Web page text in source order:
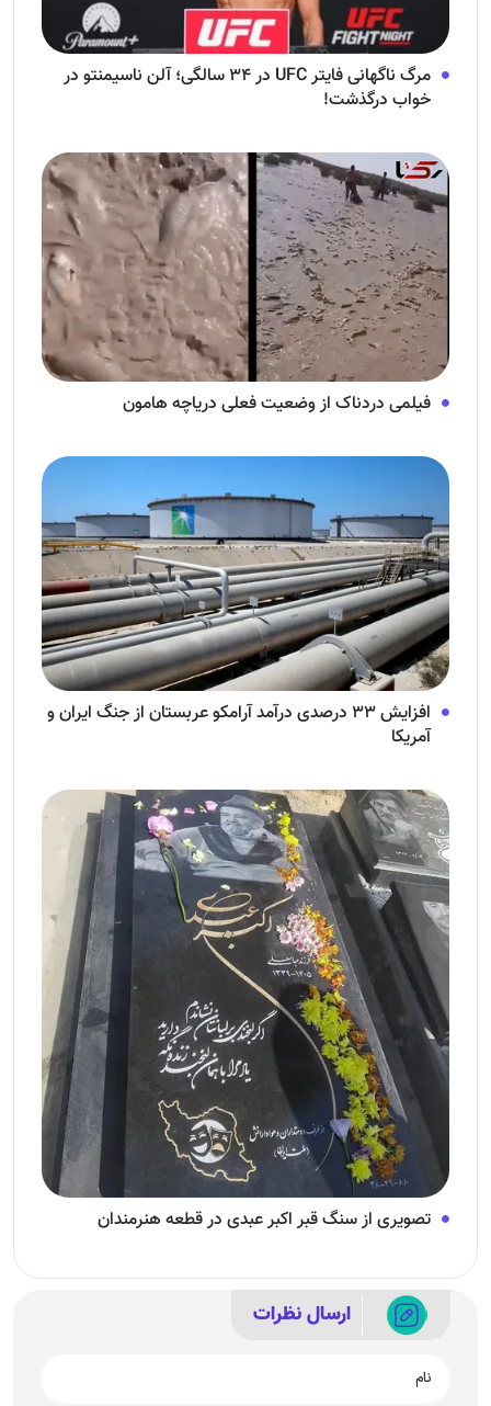
مرگ ناگهانی فایتر UFC در ۳۴ سالگی؛ آلن ناسیمنتو در
خواب درگذشت!
فیلمی دردناک از وضعیت فعلی دریاچه هامون
افزایش ۳۳ درصدی درآمد آرامکو عربستان از جنگ ایران و
آمریکا
تصویری از سنگ قبر اکبر عبدی در قطعه هنرمندان
ارسال نظرات